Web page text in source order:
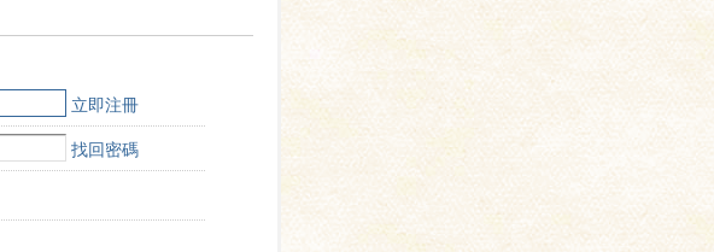
立即注冊
找回密碼